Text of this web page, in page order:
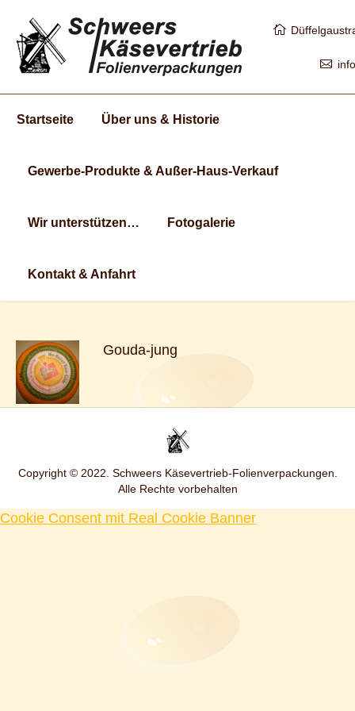
Startseite Über uns & Historie
Gewerbe-Produkte & Außer-Haus-Verkauf
Wir unterstützen… Fotogalerie
Kontakt & Anfahrt
Gouda-jung
Copyright © 2022. Schweers Käsevertrieb-Folienverpackungen.
Alle Rechte vorbehalten
Cookie Consent mit Real Cookie Banner